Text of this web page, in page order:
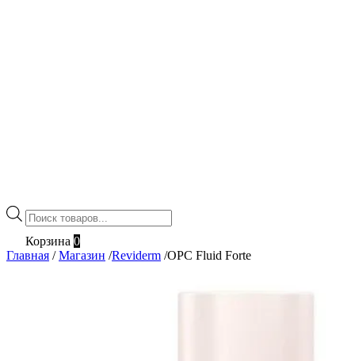
Поиск
товаров
Корзина 0
Главная / Магазин /Reviderm /OPC Fluid Forte